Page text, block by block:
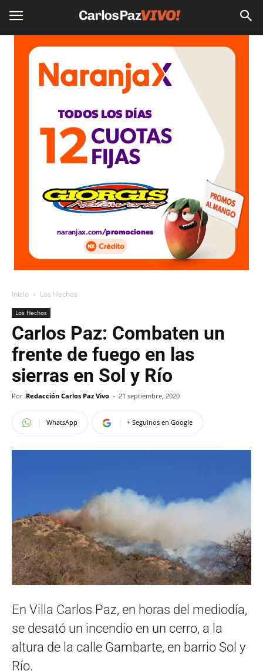
Inicio Los Hechos
Los Hechos
Carlos Paz: Combaten un
frente de fuego en las
sierras en Sol y Río
Por Redacción Carlos Paz Vivo - 21 septiembre, 2020
WhatsApp + Seguinos en Google
En Villa Carlos Paz, en horas del mediodía,
se desató un incendio en un cerro, a la
altura de la calle Gambarte, en barrio Sol y
Río.